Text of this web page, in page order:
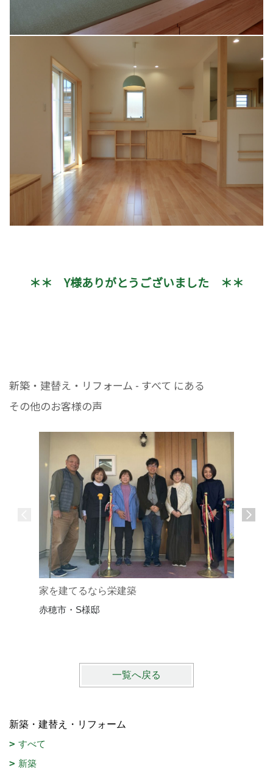
＊＊ Y様ありがとうございました ＊＊
新築・建替え・リフォーム - すべて にある
その他のお客様の声
家を建てるなら栄建築
赤穂市・S様邸
一覧へ戻る
新築・建替え・リフォーム
すべて
新築